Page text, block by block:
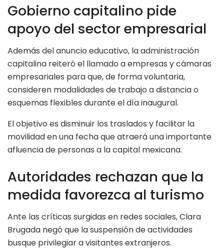
Gobierno capitalino pide
apoyo del sector empresarial
Además del anuncio educativo, la administración
capitalina reiteró el llamado a empresas y cámaras
empresariales para que, de forma voluntaria,
consideren modalidades de trabajo a distancia o
esquemas flexibles durante el día inaugural.
El objetivo es disminuir los traslados y facilitar la
movilidad en una fecha que atraerá una importante
afluencia de personas a la capital mexicana.
Autoridades rechazan que la
medida favorezca al turismo
Ante las críticas surgidas en redes sociales, Clara
Brugada negó que la suspensión de actividades
busque privilegiar a visitantes extranjeros.